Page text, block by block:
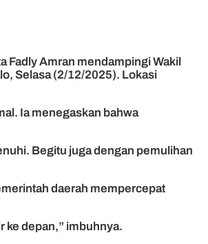
Fadly Amran mendampingi Wakil
Selasa (2/12/2025). Lokasi
Ia menegaskan bahwa
Begitu juga dengan pemulihan
daerah mempercepat
ke depan,” imbuhnya.